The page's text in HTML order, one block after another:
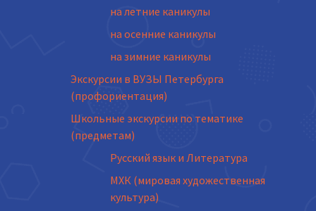
на летние каникулы
на осенние каникулы
на зимние каникулы
Экскурсии в ВУЗЫ Петербурга
(профориентация)
Школьные экскурсии по тематике
(предметам)
Русский язык и Литература
МХК (мировая художественная
культура)